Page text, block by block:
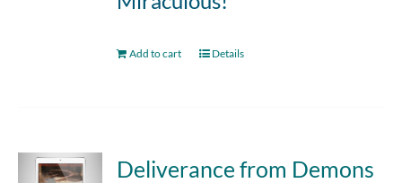
Add to cart Details
Deliverance from Demons